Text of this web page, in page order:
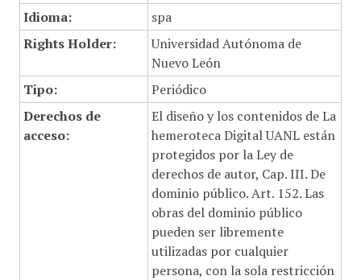
Idioma:
spa
Rights Holder:
Universidad Autónoma de
Nuevo León
Tipo:
Periódico
Derechos de
acceso:
El diseño y los contenidos de La
hemeroteca Digital UANL están
protegidos por la Ley de
derechos de autor, Cap. III. De
dominio público. Art. 152. Las
obras del dominio público
pueden ser libremente
utilizadas por cualquier
persona, con la sola restricción